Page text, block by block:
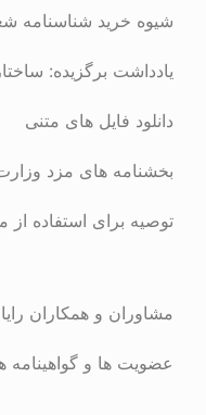
شیوه خرید شناسنامه
یادداشت برگزیده:
دانلود فایل های متنی
بخشنامه های مزد
توصیه برای استفاده از
مشاوران و همکاران
عضویت ها و گواهینامه